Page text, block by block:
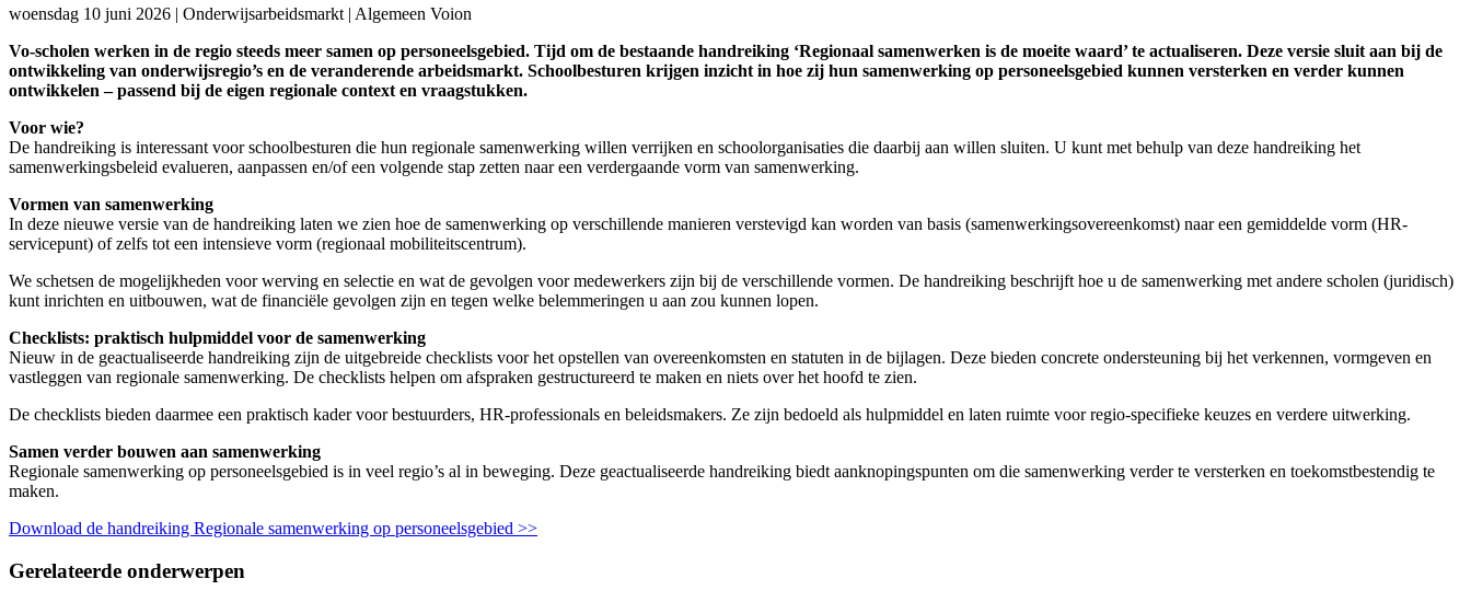
woensdag 10 juni 2026 | Onderwijsarbeidsmarkt| Algemeen Voion
Vo-scholen werken in de regio steeds meer samen op personeelsgebied. Tijd om de bestaande handreiking ‘Regionaal samenwerken is de moeite waard’ te actualiseren. Deze versie sluit aan bij de
ontwikkeling van onderwijsregio’s en de veranderende arbeidsmarkt. Schoolbesturen krijgen inzicht in hoe zij hun samenwerking op personeelsgebied kunnen versterken en verder kunnen
ontwikkelen – passend bij de eigen regionale context en vraagstukken.
Voor wie?
De handreiking is interessant voor schoolbesturen die hun regionale samenwerking willen verrijken en schoolorganisaties die daarbij aan willen sluiten. U kunt met behulp van deze handreiking het
samenwerkingsbeleid evalueren, aanpassen en/of een volgende stap zetten naar een verdergaande vorm van samenwerking.
Vormen van samenwerking
In deze nieuwe versie van de handreiking laten we zien hoe de samenwerking op verschillende manieren verstevigd kan worden van basis (samenwerkingsovereenkomst) naar een gemiddelde vorm (HR-
servicepunt) of zelfs tot een intensieve vorm (regionaal mobiliteitscentrum).
We schetsen de mogelijkheden voor werving en selectie en wat de gevolgen voor medewerkers zijn bij de verschillende vormen. De handreiking beschrijft hoe u de samenwerking met andere scholen (juridisch)
kunt inrichten en uitbouwen, wat de financiële gevolgen zijn en tegen welke belemmeringen u aan zou kunnen lopen.
Checklists: praktisch hulpmiddel voor de samenwerking
Nieuw in de geactualiseerde handreiking zijn de uitgebreide checklists voor het opstellen van overeenkomsten en statuten in de bijlagen. Deze bieden concrete ondersteuning bij het verkennen, vormgeven en
vastleggen van regionale samenwerking. De checklists helpen om afspraken gestructureerd te maken en niets over het hoofd te zien.
De checklists bieden daarmee een praktisch kader voor bestuurders, HR-professionals en beleidsmakers. Ze zijn bedoeld als hulpmiddel en laten ruimte voor regio-specifieke keuzes en verdere uitwerking.
Samen verder bouwen aan samenwerking
Regionale samenwerking op personeelsgebied is in veel regio’s al in beweging. Deze geactualiseerde handreiking biedt aanknopingspunten om die samenwerking verder te versterken en toekomstbestendig te
maken.
Download de handreiking Regionale samenwerking op personeelsgebied >>
Gerelateerde onderwerpen